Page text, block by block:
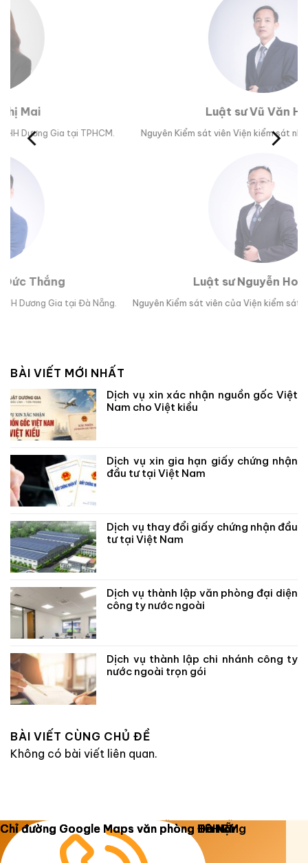
Luật sư Vũ Văn Huân
Nguyên Kiểm sát viên Viện kiểm sát nhân dân tỉnh Phú Yên.
Luật sư Nguyễn Hoài Bão
Nguyên Kiểm sát viên của Viện kiểm sát nhân dân TP Đà Nẵng.
BÀI VIẾT MỚI NHẤT
Dịch vụ xin xác nhận nguồn gốc Việt
Nam cho Việt kiều
Dịch vụ xin gia hạn giấy chứng nhận
đầu tư tại Việt Nam
Dịch vụ thay đổi giấy chứng nhận đầu
tư tại Việt Nam
Dịch vụ thành lập văn phòng đại diện
công ty nước ngoài
Dịch vụ thành lập chi nhánh công ty
nước ngoài trọn gói
BÀI VIẾT CÙNG CHỦ ĐỀ
Không có bài viết liên quan.
Copyright 2026 © Luật Dương Gia